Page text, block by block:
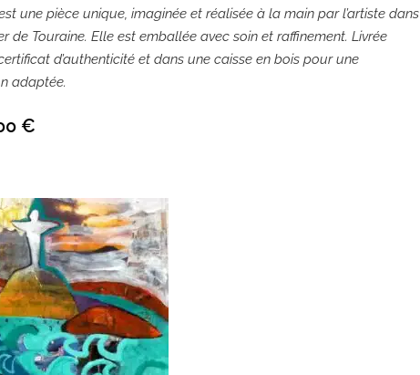
est une pièce unique, imaginée et réalisée à la main par l’artiste dans
de Touraine. Elle est emballée avec soin et raffinement. Livrée
d’authenticité et dans une caisse en bois pour une
adaptée.
€